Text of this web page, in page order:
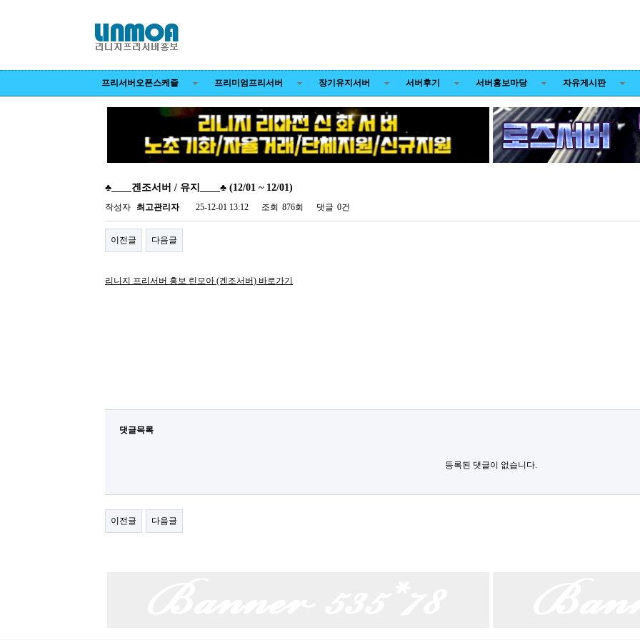
프리서버오픈스케쥴 프리미엄프리서버 장기유지서버 서버후기 서버홍보마당 자유게시판
♣____겐조서버 / 유지____♣ (12/01 ~ 12/01)
페이지 정보
작성자 최고관리자 25-12-01 13:12 조회 876회 댓글 0건
이전글 다음글
리니지 프리서버 홍보 린모아 (겐조서버) 바로가기
댓글목록
등록된 댓글이 없습니다.
이전글 다음글